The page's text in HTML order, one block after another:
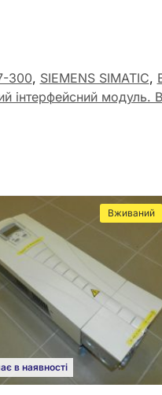
300, SIEMENS SIMATIC,
інтерфейсний модуль.
в наявності
Вживаний